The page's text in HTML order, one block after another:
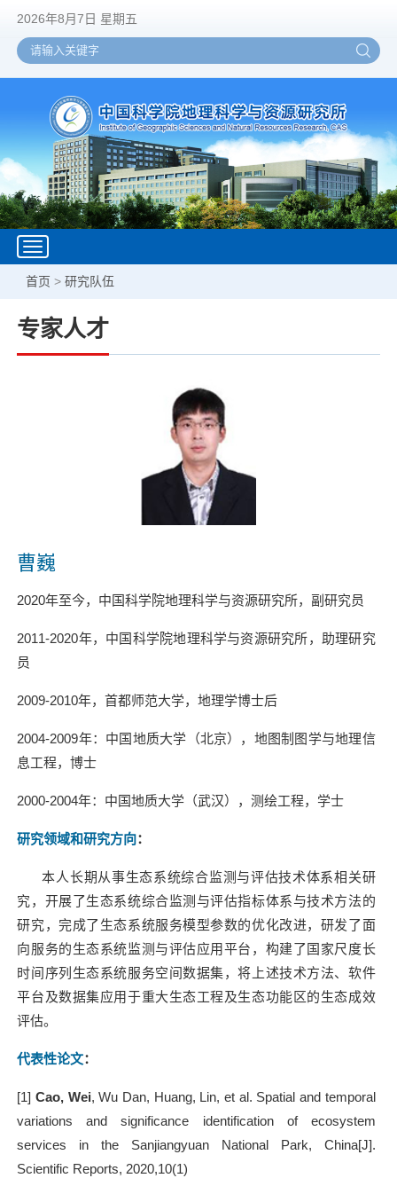
2026年8月7日 星期五
Toggle
navigation
首页 >研究队伍
专家人才
曹巍
2020年至今，中国科学院地理科学与资源研究所，副研究员
2011-2020年，中国科学院地理科学与资源研究所，助理研究
员
2009-2010年，首都师范大学，地理学博士后
2004-2009年：中国地质大学（北京），地图制图学与地理信
息工程，博士
2000-2004年：中国地质大学（武汉），测绘工程，学士
研究领域和研究方向：
本人长期从事生态系统综合监测与评估技术体系相关研
究，开展了生态系统综合监测与评估指标体系与技术方法的
研究，完成了生态系统服务模型参数的优化改进，研发了面
向服务的生态系统监测与评估应用平台，构建了国家尺度长
时间序列生态系统服务空间数据集，将上述技术方法、软件
平台及数据集应用于重大生态工程及生态功能区的生态成效
评估。
代表性论文：
[1] Cao, Wei, Wu Dan, Huang, Lin, et al. Spatial and temporal
variations and significance identification of ecosystem
services in the Sanjiangyuan National Park, China[J].
Scientific Reports, 2020,10(1)